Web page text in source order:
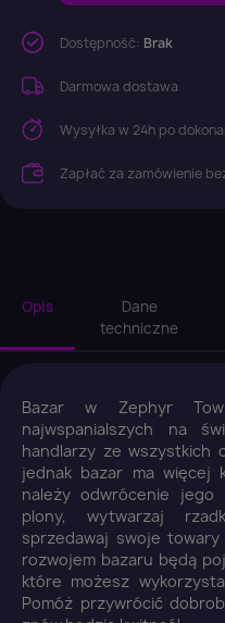
Dostępność: Brak
Darmowa dostawa
Wysyłka w 24h po
Zapłać za zamówienie
Opis
Dane
techniczne
Bazar w Zephyr
najwspanialszych na
handlarzy ze wszystkich
jednak bazar ma więcej
należy odwrócenie
plony, wytwarzaj
sprzedawaj swoje
rozwojem bazaru będą
które możesz
Pomóż przywrócić